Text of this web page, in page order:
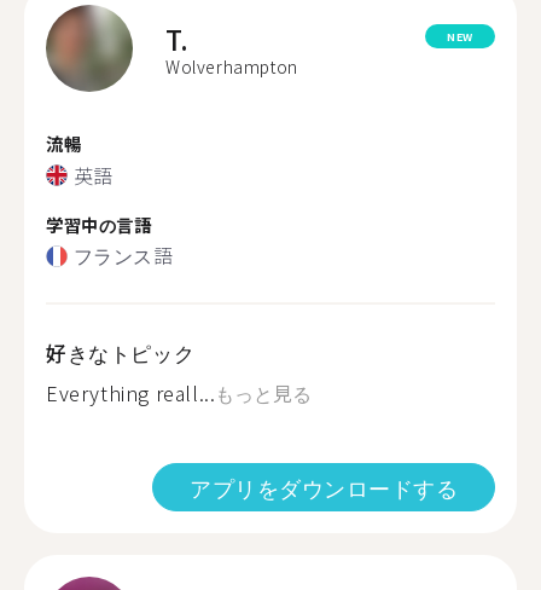
T.
Wolverhampton
NEW
流暢
英語
学習中の言語
フランス語
好きなトピック
Everything reall...もっと見る
アプリをダウンロードする